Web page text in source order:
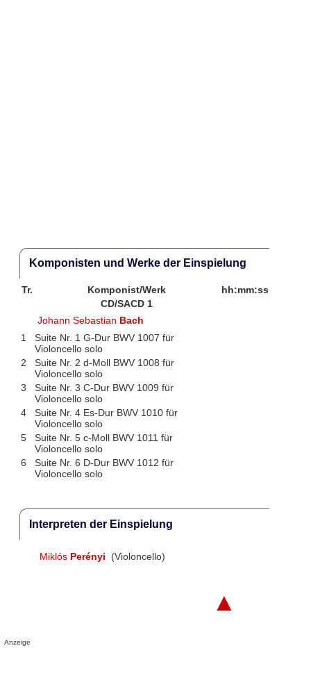
Komponisten und Werke der Einspielung
Tr. Komponist/Werk
hh:mm:ss
CD/SACD 1
Johann Sebastian Bach
1
Suite Nr. 1 G-Dur BWV 1007 für
Violoncello solo
2
Suite Nr. 2 d-Moll BWV 1008 für
Violoncello solo
3
Suite Nr. 3 C-Dur BWV 1009 für
Violoncello solo
4
Suite Nr. 4 Es-Dur BWV 1010 für
Violoncello solo
5
Suite Nr. 5 c-Moll BWV 1011 für
Violoncello solo
6
Suite Nr. 6 D-Dur BWV 1012 für
Violoncello solo
Interpreten der Einspielung
Miklós Perényi (Violoncello)
▲
Anzeige